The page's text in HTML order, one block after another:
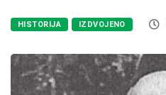
HISTORIJA IZDVOJENO